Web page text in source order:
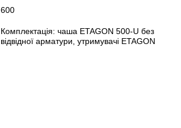
600
Комплектація: чаша ETAGON 500-U без
відвідної арматури, утримувачі ETAGON